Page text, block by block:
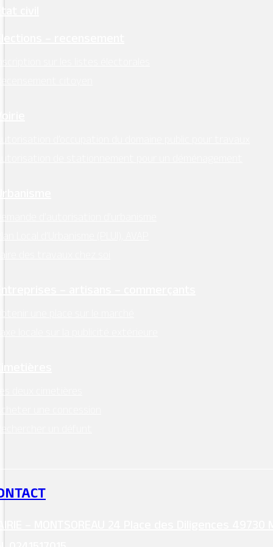
civil
– recensement
sur les listes électorales
citoyen
d’occupation du domaine public pour travaux
de stationnement pour un déménagement
d’autorisation d’urbanisme
Local d’Urbanisme (PLUI), AVAP
des travaux chez soi
– artisans – commerçants
une place sur le marché
locale sur la publicité extérieure
deux cimetières
une concession
un défunt
– MONTSOREAU 24 Place des Diligences